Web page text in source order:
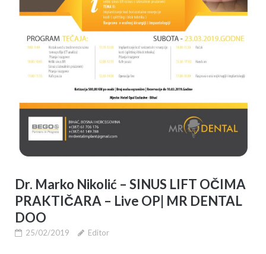
Dr. Marko Nikolić – SINUS LIFT OČIMA
PRAKTIČARA – Live OP| MR DENTAL
DOO
25/02/2019 Editor